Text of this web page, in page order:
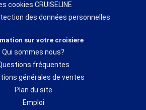
cookies CRUISELINE
des données personnelles
sur votre croisiere
Qui sommes nous?
fréquentes
générales de ventes
Plan du site
Emploi